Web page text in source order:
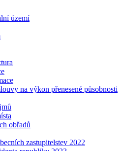
území
na výkon přenesené působnosti
obřadů
zastupitelstev 2022